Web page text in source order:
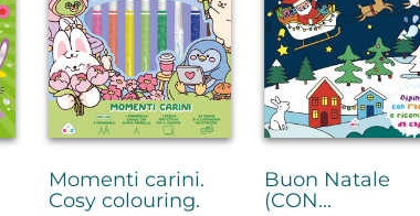
Momenti carini.
Cosy colouring.
Buon Natale
(CON...